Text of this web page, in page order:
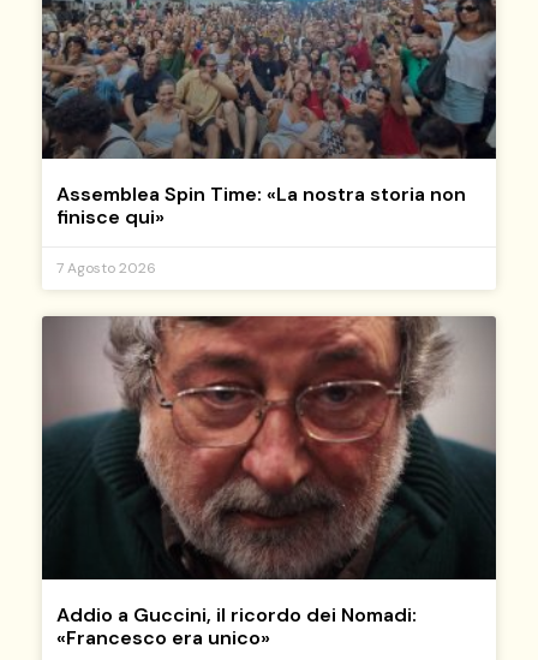
Assemblea Spin Time: «La nostra storia non
finisce qui»
7 Agosto 2026
Addio a Guccini, il ricordo dei Nomadi:
«Francesco era unico»